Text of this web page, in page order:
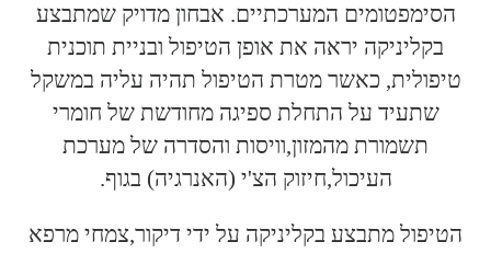
הסימפטומים המערכתיים. אבחון מדויק שמתבצע
בקליניקה יראה את אופן הטיפול ובניית תוכנית
טיפולית, כאשר מטרת הטיפול תהיה עליה במשקל
שתעיד על התחלת ספיגה מחודשת של חומרי
תשמורת מהמזון,וויסות והסדרה של מערכת
העיכול,חיזוק הצ'י (האנרגיה) בגוף.
הטיפול מתבצע בקליניקה על ידי דיקור,צמחי מרפא